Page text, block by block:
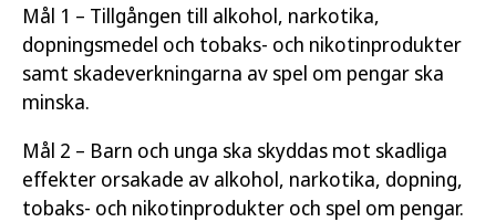
Mål 1 – Tillgången till alkohol, narkotika,
dopningsmedel och tobaks- och nikotinprodukter
samt skadeverkningarna av spel om pengar ska
minska.
Mål 2 – Barn och unga ska skyddas mot skadliga
effekter orsakade av alkohol, narkotika, dopning,
tobaks- och nikotinprodukter och spel om pengar.